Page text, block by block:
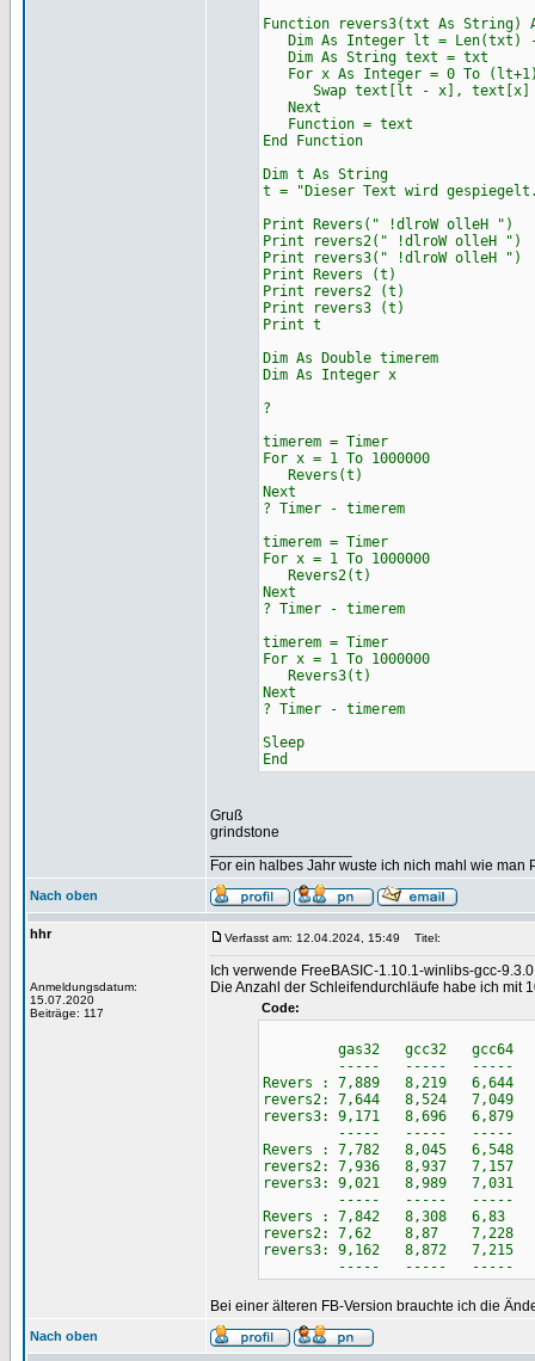
Function revers3(txt As String)
Dim As Integer lt = Len(txt)
Dim As String text = txt
For x As Integer = 0 To
Swap text[lt - x], text[x]
Next
Function = text
End Function
Dim t As String
t = "Dieser Text wird
Print Revers(" !dlroW olleH ")
Print revers2(" !dlroW olleH ")
Print revers3(" !dlroW olleH ")
Print Revers (t)
Print revers2 (t)
Print revers3 (t)
Print t
Dim As Double timerem
Dim As Integer x
?
timerem = Timer
For x = 1 To 1000000
Revers(t)
Next
? Timer - timerem
timerem = Timer
For x = 1 To 1000000
Revers2(t)
Next
? Timer - timerem
timerem = Timer
For x = 1 To 1000000
Revers3(t)
Next
? Timer - timerem
Sleep
End
Gruß
grindstone
For ein halbes Jahr wuste ich nich mahl wie man
Nach oben
hhr
Anmeldungsdatum:
15.07.2020
Beiträge: 117
Verfasst am: 12.04.2024, 15:49 Titel:
Ich verwende FreeBASIC-1.10.1-winlibs-gcc-
Die Anzahl der Schleifendurchläufe habe ich mit
Code:
gas32 gcc32 gcc64
----- ----- -----
Revers : 7,889 8,219 6,644
revers2: 7,644 8,524 7,049
revers3: 9,171 8,696 6,879
----- ----- -----
Revers : 7,782 8,045 6,548
revers2: 7,936 8,937 7,157
revers3: 9,021 8,989 7,031
----- ----- -----
Revers : 7,842 8,308 6,83
revers2: 7,62 8,87 7,228
revers3: 9,162 8,872 7,215
----- ----- -----
Bei einer älteren FB-Version brauchte ich die
Nach oben